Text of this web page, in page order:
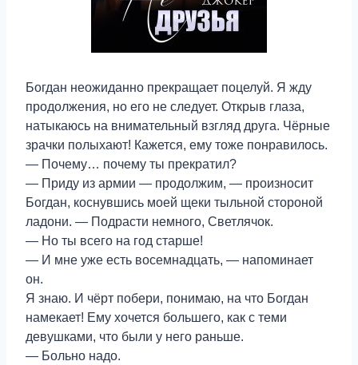
Богдан неожиданно прекращает поцелуй. Я жду
продолжения, но его не следует. Открыв глаза,
натыкаюсь на внимательный взгляд друга. Чёрные
зрачки полыхают! Кажется, ему тоже понравилось.
— Почему… почему ты прекратил?
— Приду из армии — продолжим, — произносит
Богдан, коснувшись моей щеки тыльной стороной
ладони. — Подрасти немного, Светлячок.
— Но ты всего на год старше!
— И мне уже есть восемнадцать, — напоминает
он.
Я знаю. И чёрт побери, понимаю, на что Богдан
намекает! Ему хочется большего, как с теми
девушками, что были у него раньше.
— Больно надо.